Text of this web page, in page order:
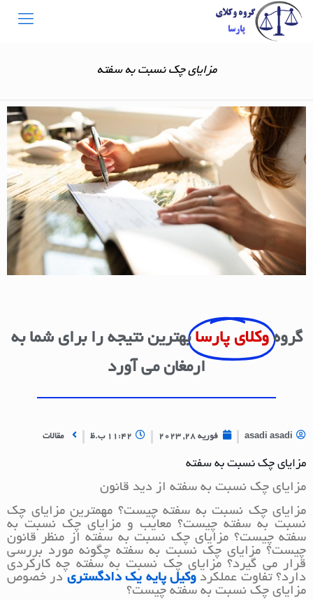
مزایای چک نسبت به سفته
گروه وکلای پارسا بهترین نتیجه را برای شما به
ارمغان می آورد
asadi asadi فوریه 28, 2023 11:42 ب.ظ مقالات
مزایای چک نسبت به سفته
مزایای چک نسبت به سفته از دید قانون
مزایای چک نسبت به سفته چیست؟ مهمترین مزایای چک
نسبت به سفته چیست؟ معایب و مزایای چک نسبت به
سفته چیست؟ مزایای چک نسبت به سفته از منظر قانون
چیست؟ مزایای چک نسبت به سفته چگونه مورد بررسی
قرار می گیرد؟ مزایای چک نسبت به سفته چه کارکردی
دارد؟ تفاوت عملکردوکیل پایه یک دادگستری در خصوص
مزایای چک نسبت به سفته چیست؟